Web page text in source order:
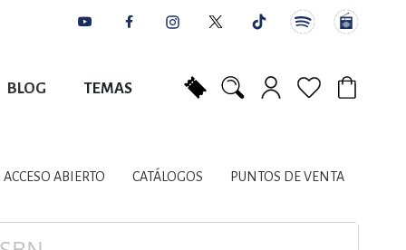
BLOG TEMAS
LITERARIOS
PLANIFICACIÓN
ACCESO ABIERTO CATÁLOGOS PUNTOS DE VENTA